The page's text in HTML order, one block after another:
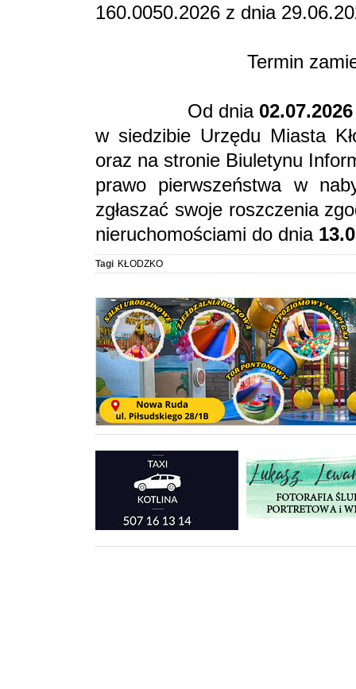
160.0050.2026 z dnia
Termin
Od dnia
w siedzibie Urzędu Miasta
oraz na stronie Biuletynu
prawo pierwszeństwa w
zgłaszać swoje roszczenia
nieruchomościami do dnia
Tagi KŁODZKO